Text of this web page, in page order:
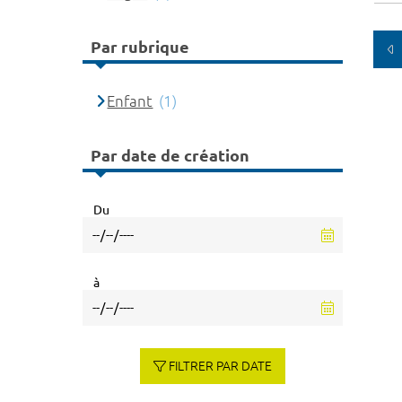
Par rubrique
Enfant (1)
Par date de création
Du
à
FILTRER PAR DATE